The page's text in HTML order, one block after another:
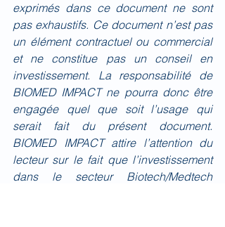
exprimés dans ce document ne sont
pas exhaustifs. Ce document n’est pas
un élément contractuel ou commercial
et ne constitue pas un conseil en
investissement. La responsabilité de
BIOMED IMPACT ne pourra donc être
engagée quel que soit l’usage qui
serait fait du présent document.
BIOMED IMPACT attire l’attention du
lecteur sur le fait que l’investissement
dans le secteur Biotech/Medtech